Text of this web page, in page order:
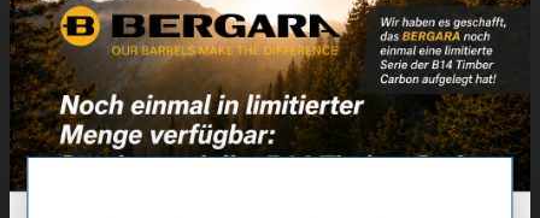
Artikelnummer:32-00561
Weitere Informationen
✔M864/864M
✔Modelle: 9, 45, 30AS, 36, 62, 93, 336, 336C, 375,
1895